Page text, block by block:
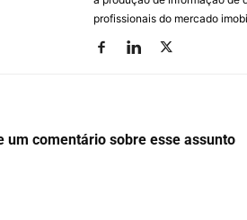
profissionais do mercado
um comentário sobre esse assunto